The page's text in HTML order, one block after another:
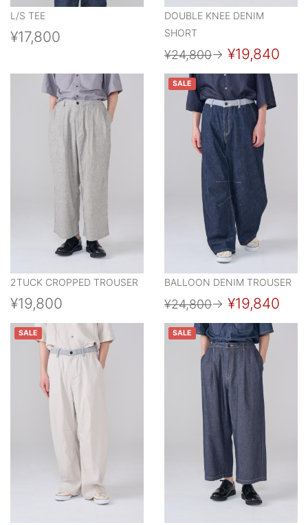
L/S TEE
¥17,800
DOUBLE KNEE DENIM
SHORT
¥24,800→ ¥19,840
2TUCK CROPPED TROUSER
¥19,800
SALE
BALLOON DENIM TROUSER
¥24,800→ ¥19,840
SALE SALE